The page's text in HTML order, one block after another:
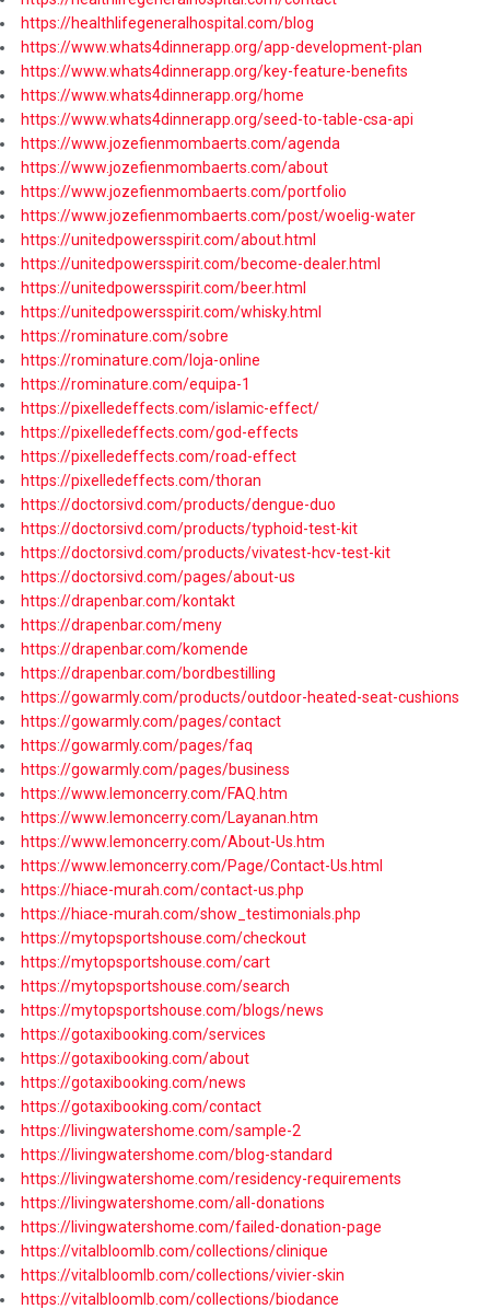
https://healthlifegeneralhospital.com/blog
https://www.whats4dinnerapp.org/app-development-plan
https://www.whats4dinnerapp.org/key-feature-benefits
https://www.whats4dinnerapp.org/home
https://www.whats4dinnerapp.org/seed-to-table-csa-api
https://www.jozefienmombaerts.com/agenda
https://www.jozefienmombaerts.com/about
https://www.jozefienmombaerts.com/portfolio
https://www.jozefienmombaerts.com/post/woelig-water
https://unitedpowersspirit.com/about.html
https://unitedpowersspirit.com/become-dealer.html
https://unitedpowersspirit.com/beer.html
https://unitedpowersspirit.com/whisky.html
https://rominature.com/sobre
https://rominature.com/loja-online
https://rominature.com/equipa-1
https://pixelledeffects.com/islamic-effect/
https://pixelledeffects.com/god-effects
https://pixelledeffects.com/road-effect
https://pixelledeffects.com/thoran
https://doctorsivd.com/products/dengue-duo
https://doctorsivd.com/products/typhoid-test-kit
https://doctorsivd.com/products/vivatest-hcv-test-kit
https://doctorsivd.com/pages/about-us
https://drapenbar.com/kontakt
https://drapenbar.com/meny
https://drapenbar.com/komende
https://drapenbar.com/bordbestilling
https://gowarmly.com/products/outdoor-heated-seat-cushions
https://gowarmly.com/pages/contact
https://gowarmly.com/pages/faq
https://gowarmly.com/pages/business
https://www.lemoncerry.com/FAQ.htm
https://www.lemoncerry.com/Layanan.htm
https://www.lemoncerry.com/About-Us.htm
https://www.lemoncerry.com/Page/Contact-Us.html
https://hiace-murah.com/contact-us.php
https://hiace-murah.com/show_testimonials.php
https://mytopsportshouse.com/checkout
https://mytopsportshouse.com/cart
https://mytopsportshouse.com/search
https://mytopsportshouse.com/blogs/news
https://gotaxibooking.com/services
https://gotaxibooking.com/about
https://gotaxibooking.com/news
https://gotaxibooking.com/contact
https://livingwatershome.com/sample-2
https://livingwatershome.com/blog-standard
https://livingwatershome.com/residency-requirements
https://livingwatershome.com/all-donations
https://livingwatershome.com/failed-donation-page
https://vitalbloomlb.com/collections/clinique
https://vitalbloomlb.com/collections/vivier-skin
https://vitalbloomlb.com/collections/biodance